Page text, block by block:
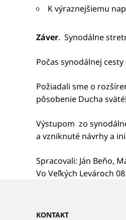
K výraznejšiemu
Záver. Synodálne
Počas synodálnej
Požiadali sme o
pôsobenie Ducha
Výstupom zo
a vzniknuté návrhy a
Spracovali: Ján Beňo,
Vo Veľkých Levároch
KONTAKT